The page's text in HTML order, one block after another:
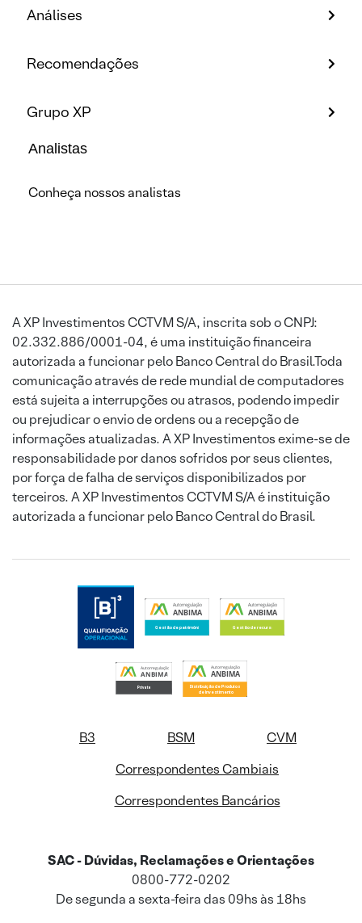
Análises
Recomendações
Grupo XP
Analistas
Conheça nossos analistas
A XP Investimentos CCTVM S/A, inscrita sob o CNPJ:
02.332.886/0001-04, é uma instituição financeira
autorizada a funcionar pelo Banco Central do Brasil.Toda
comunicação através de rede mundial de computadores
está sujeita a interrupções ou atrasos, podendo impedir
ou prejudicar o envio de ordens ou a recepção de
informações atualizadas. A XP Investimentos exime-se de
responsabilidade por danos sofridos por seus clientes,
por força de falha de serviços disponibilizados por
terceiros. A XP Investimentos CCTVM S/A é instituição
autorizada a funcionar pelo Banco Central do Brasil.
B3 BSM
CVM
Correspondentes Cambiais
Correspondentes Bancários
SAC - Dúvidas, Reclamações e Orientações
0800-772-0202
De segunda a sexta-feira das 09hs às 18hs